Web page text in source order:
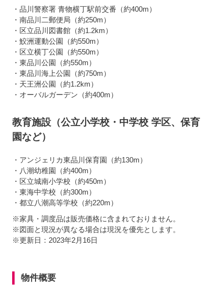
・品川警察署 青物横丁駅前交番（約400m）
・南品川二郵便局（約250m）
・区立品川図書館（約1.2km）
・鮫洲運動公園（約550m）
・区立横丁公園（約550m）
・東品川公園（約550m）
・東品川海上公園（約750m）
・天王洲公園（約1.2km）
・オーバルガーデン（約400m）
教育施設（公立小学校・中学校 学区、保育
園など）
・アンジェリカ東品川保育園（約130m）
・八潮幼稚園（約400m）
・区立城南小学校（約450m）
・東海中学校（約300m）
・都立八潮高等学校（約220m）
※家具・調度品は販売価格に含まれておりません。
※図面と現況が異なる場合は現況を優先とします。
※更新日：2023年2月16日
物件概要